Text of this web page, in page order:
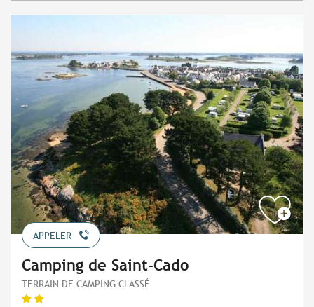
APPELER
Camping de Saint-Cado
TERRAIN DE CAMPING CLASSÉ